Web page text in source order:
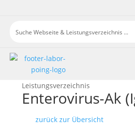
Leistungsverzeichnis
Enterovirus-Ak
zurück zur Übersicht